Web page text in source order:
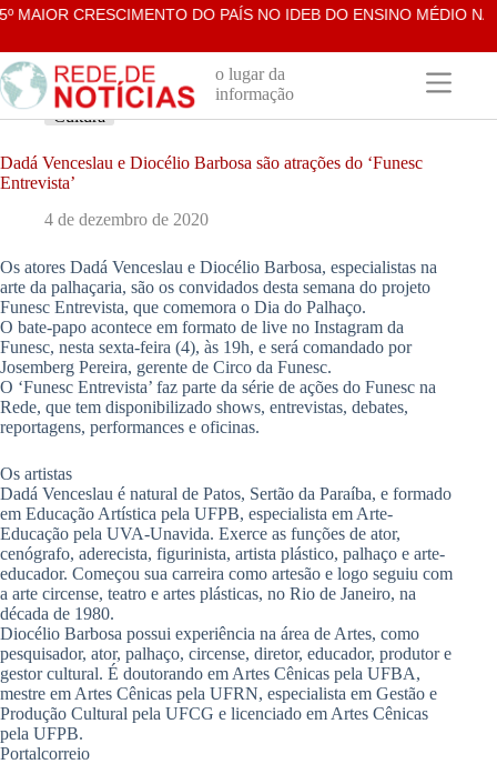
Pular
o
conteúdo
CRESCIMENTO DO PAÍS NO IDEB DO ENSINO MÉDIO NA
o lugar da
informação
Cultura
Dadá Venceslau e Diocélio Barbosa são atrações do ‘Funesc
Entrevista’
4 de dezembro de 2020
Os atores Dadá Venceslau e Diocélio Barbosa, especialistas na
arte da palhaçaria, são os convidados desta semana do projeto
Funesc Entrevista, que comemora o Dia do Palhaço.
O bate-papo acontece em formato de live no Instagram da
Funesc, nesta sexta-feira (4), às 19h, e será comandado por
Josemberg Pereira, gerente de Circo da Funesc.
O ‘Funesc Entrevista’ faz parte da série de ações do Funesc na
Rede, que tem disponibilizado shows, entrevistas, debates,
reportagens, performances e oficinas.
Os artistas
Dadá Venceslau é natural de Patos, Sertão da Paraíba, e formado
em Educação Artística pela UFPB, especialista em Arte-
Educação pela UVA-Unavida. Exerce as funções de ator,
cenógrafo, aderecista, figurinista, artista plástico, palhaço e arte-
educador. Começou sua carreira como artesão e logo seguiu com
a arte circense, teatro e artes plásticas, no Rio de Janeiro, na
década de 1980.
Diocélio Barbosa possui experiência na área de Artes, como
pesquisador, ator, palhaço, circense, diretor, educador, produtor e
gestor cultural. É doutorando em Artes Cênicas pela UFBA,
mestre em Artes Cênicas pela UFRN, especialista em Gestão e
Produção Cultural pela UFCG e licenciado em Artes Cênicas
pela UFPB.
Portalcorreio